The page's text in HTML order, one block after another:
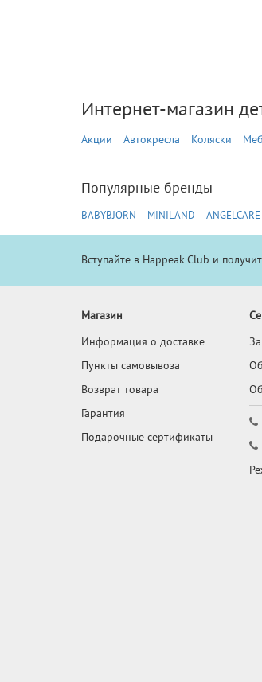
Интернет-магазин
Акции Автокресла Коляски
Популярные бренды
BABYBJORN MINILAND ANGELCARE
Вступайте в Happeak.Club и
Магазин
Информация о доставке
Пункты самовывоза
Возврат товара
Гарантия
Подарочные сертификаты